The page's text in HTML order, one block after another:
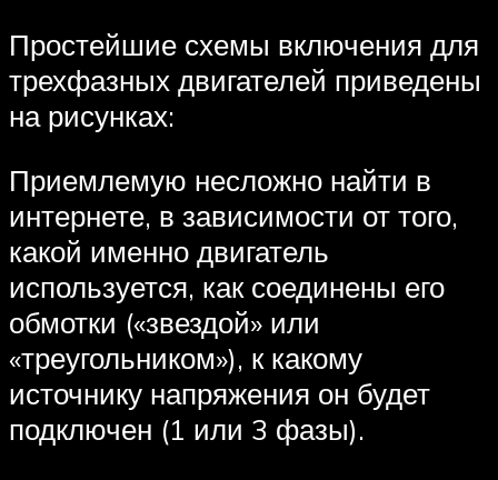
Простейшие схемы включения для
трехфазных двигателей приведены
на рисунках:
Приемлемую несложно найти в
интернете, в зависимости от того,
какой именно двигатель
используется, как соединены его
обмотки («звездой» или
«треугольником»), к какому
источнику напряжения он будет
подключен (1 или 3 фазы).